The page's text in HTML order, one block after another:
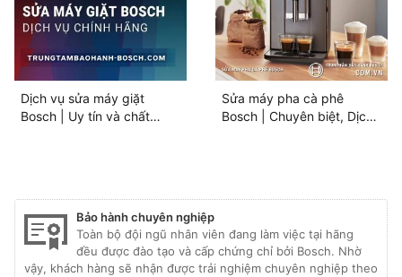
Dịch vụ sửa máy giặt
Bosch | Uy tín và chất
Sửa máy pha cà phê
Bosch | Chuyên biệt, Dịch
Bảo hành chuyên nghiệp
Toàn bộ đội ngũ nhân viên đang làm việc tại hãng
đều được đào tạo và cấp chứng chỉ bởi Bosch. Nhờ
vậy, khách hàng sẽ nhận được trải nghiệm chuyên nghiệp theo